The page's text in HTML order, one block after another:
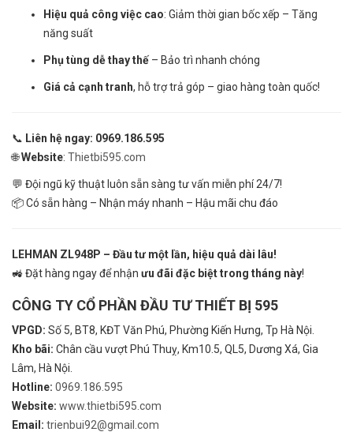
Hiệu quả công việc cao: Giảm thời gian bốc xếp – Tăng
năng suất
Phụ tùng dễ thay thế – Bảo trì nhanh chóng
Giá cả cạnh tranh, hỗ trợ trả góp – giao hàng toàn quốc!
📞 Liên hệ ngay: 0969.186.595
🌐Website: Thietbi595.com
💬 Đội ngũ kỹ thuật luôn sẵn sàng tư vấn miễn phí 24/7!
📦 Có sẵn hàng – Nhận máy nhanh – Hậu mãi chu đáo
LEHMAN ZL948P – Đầu tư một lần, hiệu quả dài lâu!
🚜 Đặt hàng ngay để nhận ưu đãi đặc biệt trong tháng này!
CÔNG TY CỔ PHẦN ĐẦU TƯ THIẾT BỊ 595
VPGD: Số 5, BT8, KĐT Văn Phú, Phường Kiến Hưng, Tp Hà Nội.
Kho bãi: Chân cầu vượt Phú Thuỵ, Km10.5, QL5, Dương Xá, Gia
Lâm, Hà Nội.
Hotline: 0969.186.595
Website: www.thietbi595.com
Email: trienbui92@gmail.com